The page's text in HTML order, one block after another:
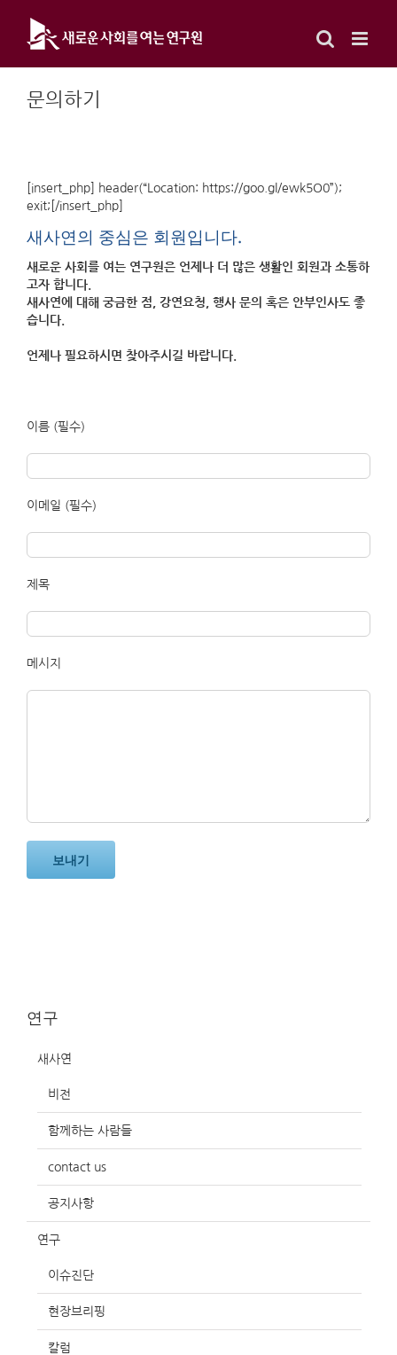
content
문의하기
[insert_php] header(“Location: https://goo.gl/ewk5O0”);
exit;[/insert_php]
새사연의 중심은 회원입니다.
새로운 사회를 여는 연구원은 언제나 더 많은 생활인 회원과 소통하
고자 합니다.
새사연에 대해 궁금한 점, 강연요청, 행사 문의 혹은 안부인사도 좋
습니다.
언제나 필요하시면 찾아주시길 바랍니다.
이름 (필수)
이메일 (필수)
제목
메시지
연구
새사연
비전
함께하는 사람들
contact us
공지사항
연구
이슈진단
현장브리핑
칼럼